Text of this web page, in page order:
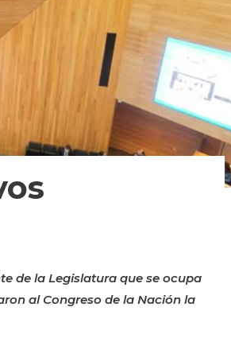
de la Legislatura que se ocupa
al Congreso de la Nación la